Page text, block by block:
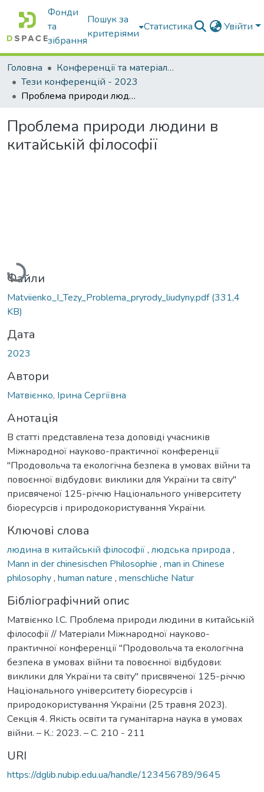
Фонди
та
зібрання
Пошук за
критеріями
Статистика Увійти
Головна
Конференції та матеріали конференцій
Тези конференцій - 2023
Проблема природи людини в китайській філософії
Проблема природи людини в
китайській філософії
Вантажиться...
Файли
Matviienko_I_Tezy_Problema_pryrody_liudyny.pdf(331,4
KB)
Дата
2023
Автори
Матвієнко, Ірина Сергіївна
Анотація
В статті представлена теза доповіді учасників
Міжнародної науково-практичної конференції
"Продовольча та екологічна безпека в умовах війни та
повоєнної відбудови: виклики для України та світу"
присвяченої 125-річчю Національного університету
біоресурсів і природокористування України.
Ключові слова
людина в китайській філософії, людська природа ,
Mann in der chinesischen Philosophie , man in Chinese
philosophy, human nature , menschliche Natur
Бібліографічний опис
Матвієнко І.С. Проблема природи людини в китайській
філософії // Матеріали Міжнародної науково-
практичної конференції "Продовольча та екологічна
безпека в умовах війни та повоєнної відбудови:
виклики для України та світу" присвяченої 125-річчю
Національного університету біоресурсів і
природокористування України (25 травня 2023).
Секція 4. Якість освіти та гуманітарна наука в умовах
війни. – К.: 2023. – С. 210 - 211
URI
https://dglib.nubip.edu.ua/handle/123456789/9645